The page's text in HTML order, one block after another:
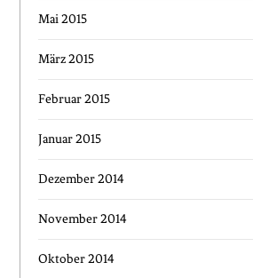
Mai 2015
März 2015
Februar 2015
Januar 2015
Dezember 2014
November 2014
Oktober 2014